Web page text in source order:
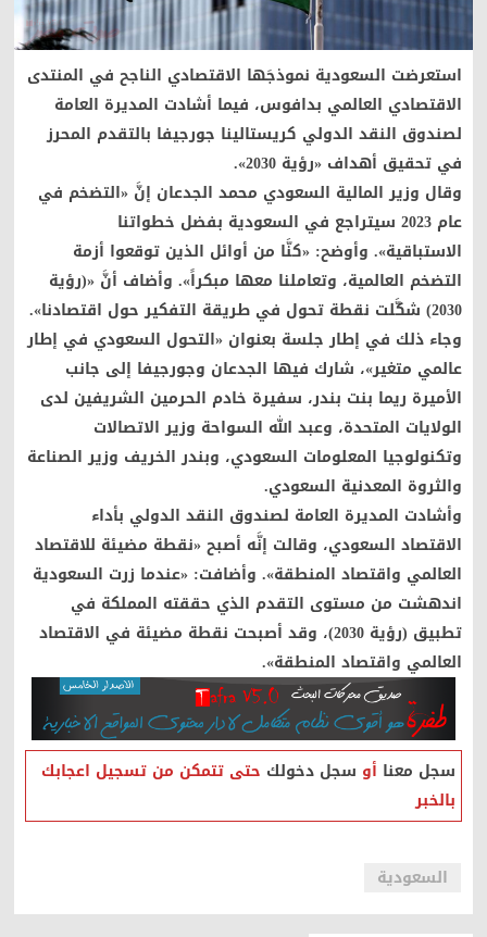
استعرضت السعودية نموذجَها الاقتصادي الناجح في المنتدى
الاقتصادي العالمي بدافوس، فيما أشادت المديرة العامة
لصندوق النقد الدولي كريستالينا جورجيفا بالتقدم المحرز
في تحقيق أهداف «رؤية 2030».
وقال وزير المالية السعودي محمد الجدعان إنَّ «التضخم في
عام 2023 سيتراجع في السعودية بفضل خطواتنا
الاستباقية». وأوضح: «كنَّا من أوائل الذين توقعوا أزمة
التضخم العالمية، وتعاملنا معها مبكراً». وأضاف أنَّ «(رؤية
2030) شكَّلت نقطة تحول في طريقة التفكير حول اقتصادنا».
وجاء ذلك في إطار جلسة بعنوان «التحول السعودي في إطار
عالمي متغير»، شارك فيها الجدعان وجورجيفا إلى جانب
الأميرة ريما بنت بندر، سفيرة خادم الحرمين الشريفين لدى
الولايات المتحدة، وعبد الله السواحة وزير الاتصالات
وتكنولوجيا المعلومات السعودي، وبندر الخريف وزير الصناعة
والثروة المعدنية السعودي.
وأشادت المديرة العامة لصندوق النقد الدولي بأداء
الاقتصاد السعودي، وقالت إنَّه أصبح «نقطة مضيئة للاقتصاد
العالمي واقتصاد المنطقة». وأضافت: «عندما زرت السعودية
اندهشت من مستوى التقدم الذي حققته المملكة في
تطبيق (رؤية 2030)، وقد أصبحت نقطة مضيئة في الاقتصاد
العالمي واقتصاد المنطقة».
سجل معنا أو سجل دخولك حتى تتمكن من تسجيل اعجابك
بالخبر
السعودية